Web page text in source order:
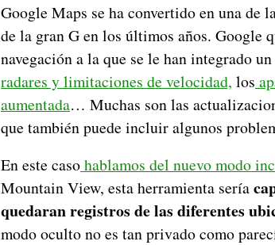
Google Maps se ha convertido en una de
de la gran G en los últimos años. Google
navegación a la que se le han integrado
radares y limitaciones de velocidad, los
aumentada… Muchas son las
que también puede incluir algunos
En este casohablamos del nuevo modo
Mountain View, esta herramienta sería
quedaran registros de las diferentes
modo oculto no es tan privado como